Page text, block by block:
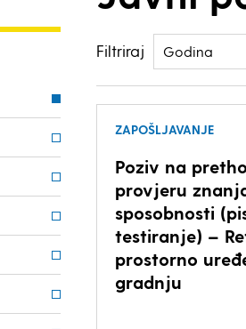
Filtriraj Godina
ZAPOŠLJAVANJE
Poziv na
provjeru
sposobnosti
testiranje) –
prostorno
gradnju